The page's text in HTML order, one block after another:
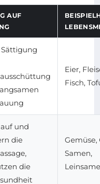
AUF
Eier,
Fisch,
und
die
die
Gemüse,
Samen,